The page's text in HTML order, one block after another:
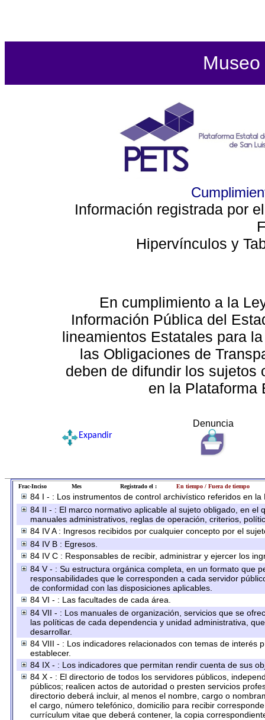
Información registrada por
Hipervínculos y
En cumplimiento a la
Información Pública del
lineamientos Estatales para
las Obligaciones de
deben de difundir los sujetos
en la Plataforma
Denuncia
Expandir
Frac-Inciso Mes Registrado el : En tiempo / Fuera de tiempo
84 I - : Los instrumentos de control archivístico referidos en
84 II - : El marco normativo aplicable al sujeto obligado, en
manuales administrativos, reglas de operación, criterios,
84 IV A : Ingresos recibidos por cualquier concepto por el
84 IV B : Egresos.
84 IV C : Responsables de recibir, administrar y ejercer los
84 V - : Su estructura orgánica completa, en un formato que
responsabilidades que le corresponden a cada servidor
de conformidad con las disposiciones aplicables.
84 VI - : Las facultades de cada área.
84 VII - : Los manuales de organización, servicios que se
las políticas de cada dependencia y unidad administrativa,
desarrollar.
84 VIII - : Los indicadores relacionados con temas de interés
establecer.
84 IX - : Los indicadores que permitan rendir cuenta de sus
84 X - : El directorio de todos los servidores públicos,
públicos; realicen actos de autoridad o presten servicios
directorio deberá incluir, al menos el nombre, cargo o
el cargo, número telefónico, domicilio para recibir
currículum vitae que deberá contener, la copia